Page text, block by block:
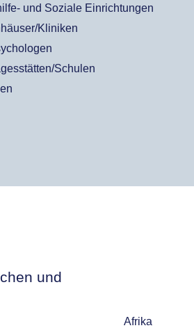
und Soziale Einrichtungen
Kliniken
Schulen
und
Afrika